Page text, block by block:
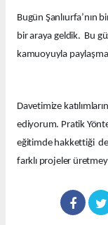
Bugün Şanlıurfa’nın
bir araya geldik. Bu
kamuoyuyla
Davetimize
ediyorum. Pratik
eğitimde hakkettiği
farklı projeler